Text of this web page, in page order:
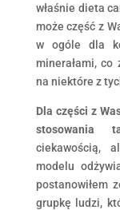
właśnie dieta
może część z
w ogóle dla
minerałami, co
na niektóre z
Dla części z
stosowania
ciekawością,
modelu
postanowiłem
grupkę ludzi,